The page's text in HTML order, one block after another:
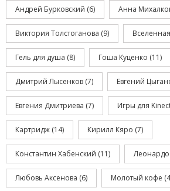
Андрей Бурковский (6) Анна
Виктория Толстоганова (9)
Гель для душа (8) Гоша Куценко (11)
Дмитрий Лысенков (7) Евгений
Евгения Дмитриева (7) Игры для
Картридж (14) Кирилл Кяро (7)
Константин Хабенский (11)
Любовь Аксенова (6) Молотый кофе